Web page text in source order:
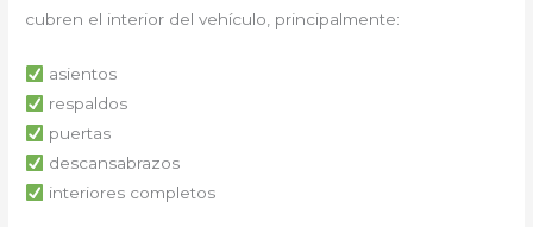
cubren el interior del vehículo, principalmente:
asientos
respaldos
puertas
descansabrazos
interiores completos